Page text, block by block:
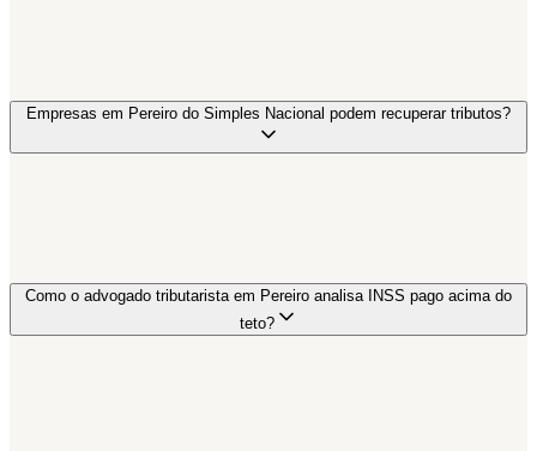
Empresas em Pereiro do Simples Nacional podem recuperar tributos?
Como o advogado tributarista em Pereiro analisa INSS pago acima do
teto?